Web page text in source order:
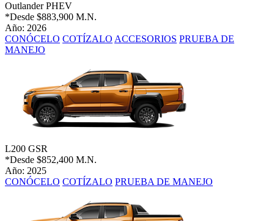
Outlander PHEV
*Desde $883,900 M.N.
Año: 2026
CONÓCELO COTÍZALO ACCESORIOS PRUEBA DE
MANEJO
L200 GSR
*Desde $852,400 M.N.
Año: 2025
CONÓCELO COTÍZALO PRUEBA DE MANEJO